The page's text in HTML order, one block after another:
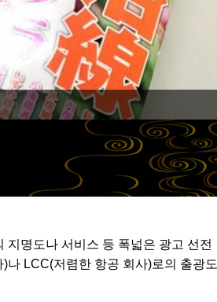
지명도나 서비스 등 폭넓은 광고 선전
나 LCC(저렴한 항공 회사)로의 출광도